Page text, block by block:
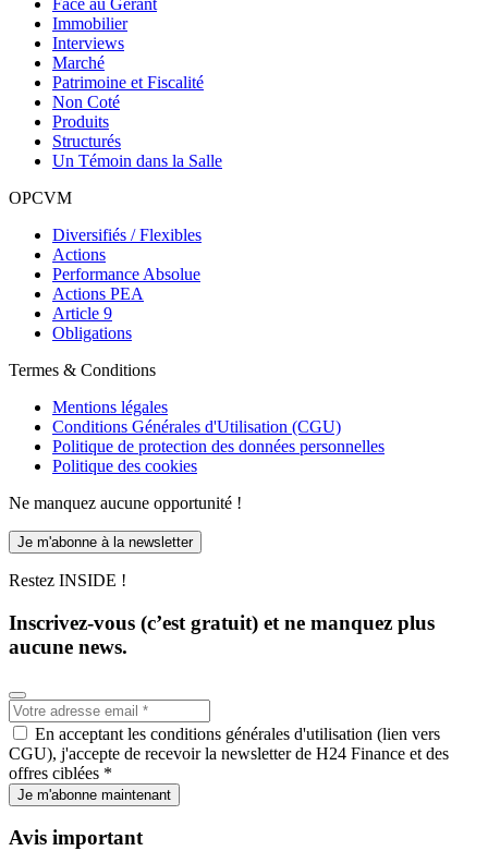
Face au Gérant
Immobilier
Interviews
Marché
Patrimoine et Fiscalité
Non Coté
Produits
Structurés
Un Témoin dans la Salle
OPCVM
Diversifiés / Flexibles
Actions
Performance Absolue
Actions PEA
Article 9
Obligations
Termes & Conditions
Mentions légales
Conditions Générales d'Utilisation (CGU)
Politique de protection des données personnelles
Politique des cookies
Ne manquez aucune opportunité !
Je m'abonne à la newsletter
Restez INSIDE !
Inscrivez-vous (c’est gratuit) et ne manquez plus
aucune news.
En acceptant les conditions générales d'utilisation (lien vers
CGU), j'accepte de recevoir la newsletter de H24 Finance et des
offres ciblées *
Je m'abonne maintenant
Avis important